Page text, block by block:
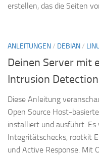
erstellen, das die Seiten
ANLEITUNGEN/ DEBIAN/
Deinen Server mit
Intrusion
Diese Anleitung
Open Source Host-
installiert und ausführt.
Integritätschecks, rootkit
und Active Response. Mit